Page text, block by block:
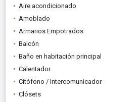
Aire acondicionado
Amoblado
Armarios Empotrados
Balcón
Baño en habitación principal
Calentador
Citófono / Intercomunicador
Clósets